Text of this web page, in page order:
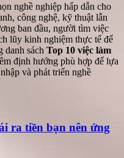
nghề nghiệp hấp dẫn cho
công nghệ, kỹ thuật lẫn
ban đầu, người tìm việc
lũy kinh nghiệm thực tế để
danh sách Top 10 việc làm
định hướng phù hợp để lựa
và phát triển nghề
ra tiền bạn nên ứng